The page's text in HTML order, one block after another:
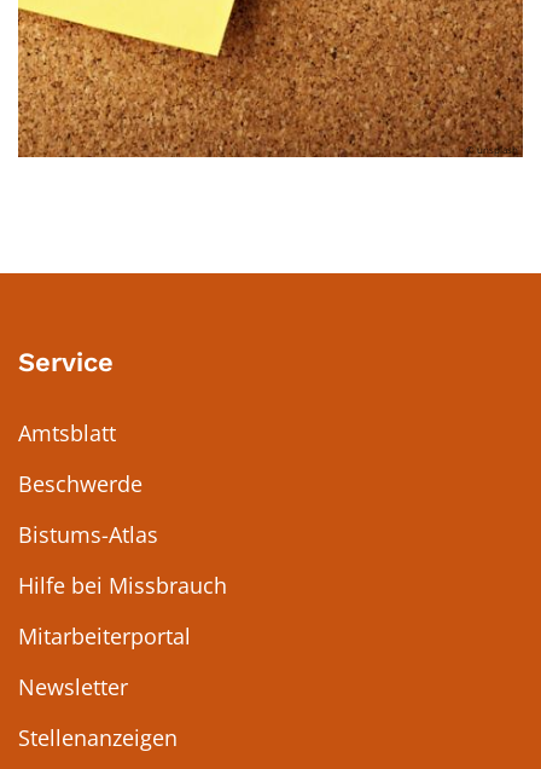
© unsplash
Service
Amtsblatt
Beschwerde
Bistums-Atlas
Hilfe bei Missbrauch
Mitarbeiterportal
Newsletter
Stellenanzeigen